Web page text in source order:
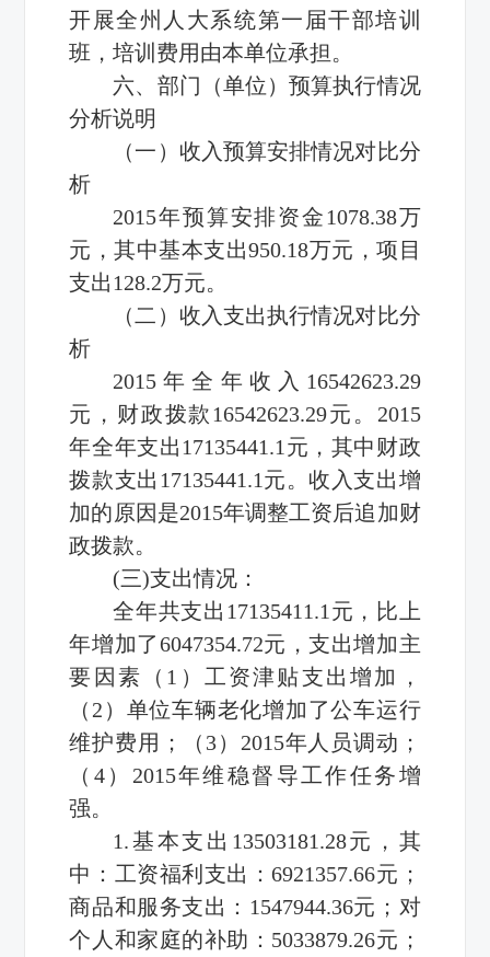
开展全州人大系统第一届干部培训
班，培训费用由本单位承担。
六、部门（单位）预算执行情况
分析说明
（一）收入预算安排情况对比分
析
2015年预算安排资金1078.38万
元，其中基本支出950.18万元，项目
支出128.2万元。
（二）收入支出执行情况对比分
析
2015年全年收入16542623.29
元，财政拨款16542623.29元。2015
年全年支出17135441.1元，其中财政
拨款支出17135441.1元。收入支出增
加的原因是2015年调整工资后追加财
政拨款。
(三)支出情况：
全年共支出17135411.1元，比上
年增加了6047354.72元，支出增加主
要因素（1）工资津贴支出增加，
（2）单位车辆老化增加了公车运行
维护费用；（3）2015年人员调动；
（4）2015年维稳督导工作任务增
强。
1.基本支出13503181.28元，其
中：工资福利支出：6921357.66元；
商品和服务支出：1547944.36元；对
个人和家庭的补助：5033879.26元；